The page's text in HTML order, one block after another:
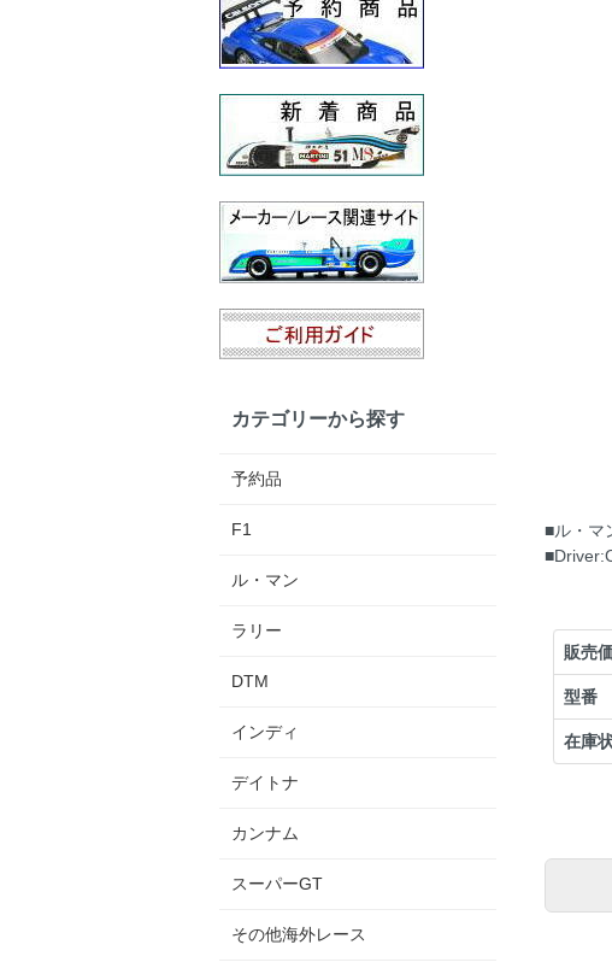
■ル・マ
販売
型番
在庫
カテゴリーから探す
予約品
F1
ル・マン
ラリー
DTM
インディ
デイトナ
カンナム
スーパーGT
その他海外レース